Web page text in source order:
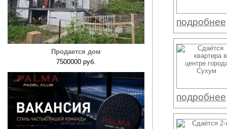
Продается дом
7500000 руб.
подробнее
подробнее